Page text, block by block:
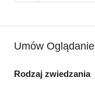
Umów Oglądanie
Rodzaj zwiedzania